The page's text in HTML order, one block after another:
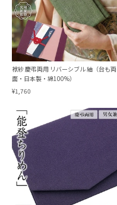
袱紗 慶弔両用 リバーシブル 紬（台も両
面・日本製・綿100%）
¥1,760